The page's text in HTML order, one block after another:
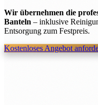
Wir übernehmen die
Banteln – inklusive
Entsorgung zum Festpreis.
Kostenloses Angebot